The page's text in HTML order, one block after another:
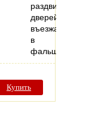
раздвижных
дверей,
въезжающих
в
фальшстену..
Купить